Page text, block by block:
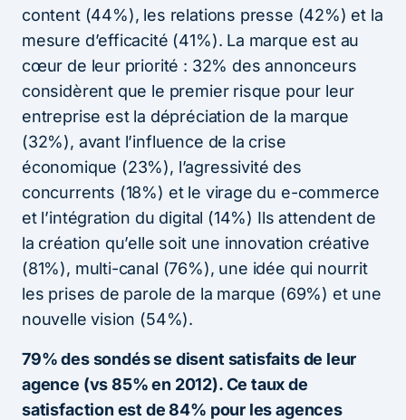
content (44%), les relations presse (42%) et la
mesure d’efficacité (41%). La marque est au
cœur de leur priorité : 32% des annonceurs
considèrent que le premier risque pour leur
entreprise est la dépréciation de la marque
(32%), avant l’influence de la crise
économique (23%), l’agressivité des
concurrents (18%) et le virage du e-commerce
et l’intégration du digital (14%) Ils attendent de
la création qu’elle soit une innovation créative
(81%), multi-canal (76%), une idée qui nourrit
les prises de parole de la marque (69%) et une
nouvelle vision (54%).
79% des sondés se disent satisfaits de leur
agence (vs 85% en 2012). Ce taux de
satisfaction est de 84% pour les agences